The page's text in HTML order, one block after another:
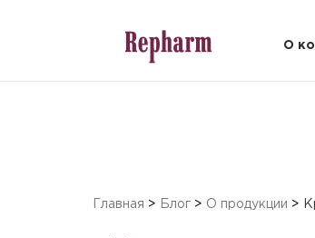
О
Главная > Блог > О продукции >